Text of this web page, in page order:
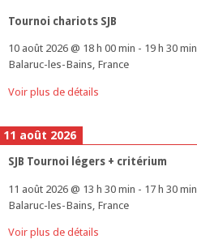
Tournoi chariots SJB
10 août 2026@ 18 h 00 min - 19 h 30 min
Balaruc-les-Bains, France
Voir plus de détails
11 août 2026
SJB Tournoi légers + critérium
11 août 2026@ 13 h 30 min - 17 h 30 min
Balaruc-les-Bains, France
Voir plus de détails